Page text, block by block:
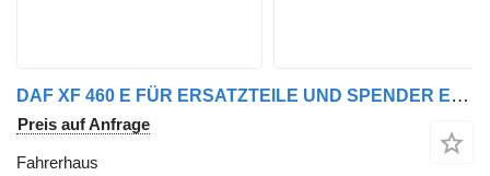
DAF XF 460 E FÜR ERSATZTEILE UND SPENDER EURO 6 DAF Fahrerhaus für LKW
Preis auf Anfrage
Fahrerhaus